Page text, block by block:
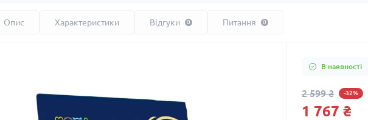
Опис Характеристики Відгуки 0 Питання 0
В наявності
2 599 ₴ -32%
1 767 ₴